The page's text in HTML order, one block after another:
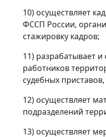
10) осуществляет
ФССП России,
стажировку кадров;
11) разрабатывает
работников
судебных
12) осуществляет
подразделений
13) осуществляет